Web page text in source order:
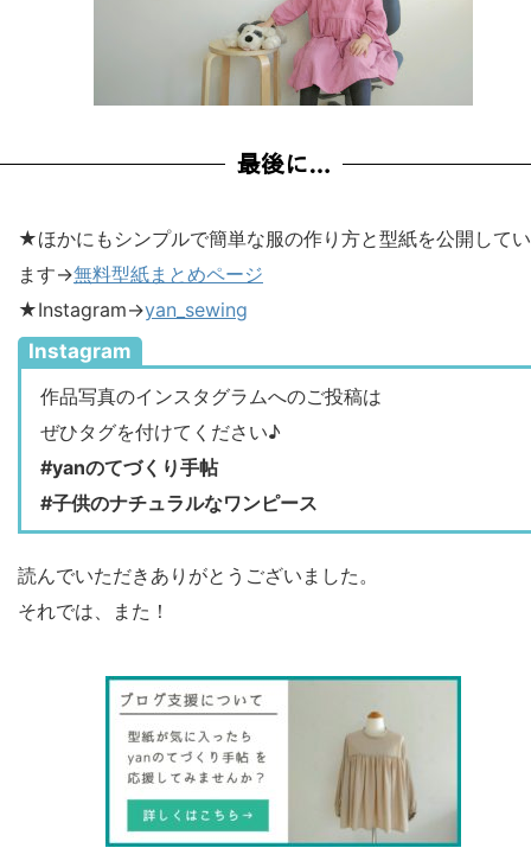
最後に…
★ほかにもシンプルで簡単な服の作り方と型紙を公開してい
ます→無料型紙まとめページ
★Instagram→yan_sewing
Instagram
作品写真のインスタグラムへのご投稿は
ぜひタグを付けてください♪
#yanのてづくり手帖
#子供のナチュラルなワンピース
読んでいただきありがとうございました。
それでは、また！